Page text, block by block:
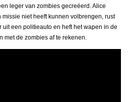
leger van zombies gecreëerd. Alice
niet heeft kunnen volbrengen, rust
een politieauto en heft het wapen in de
met de zombies af te rekenen.